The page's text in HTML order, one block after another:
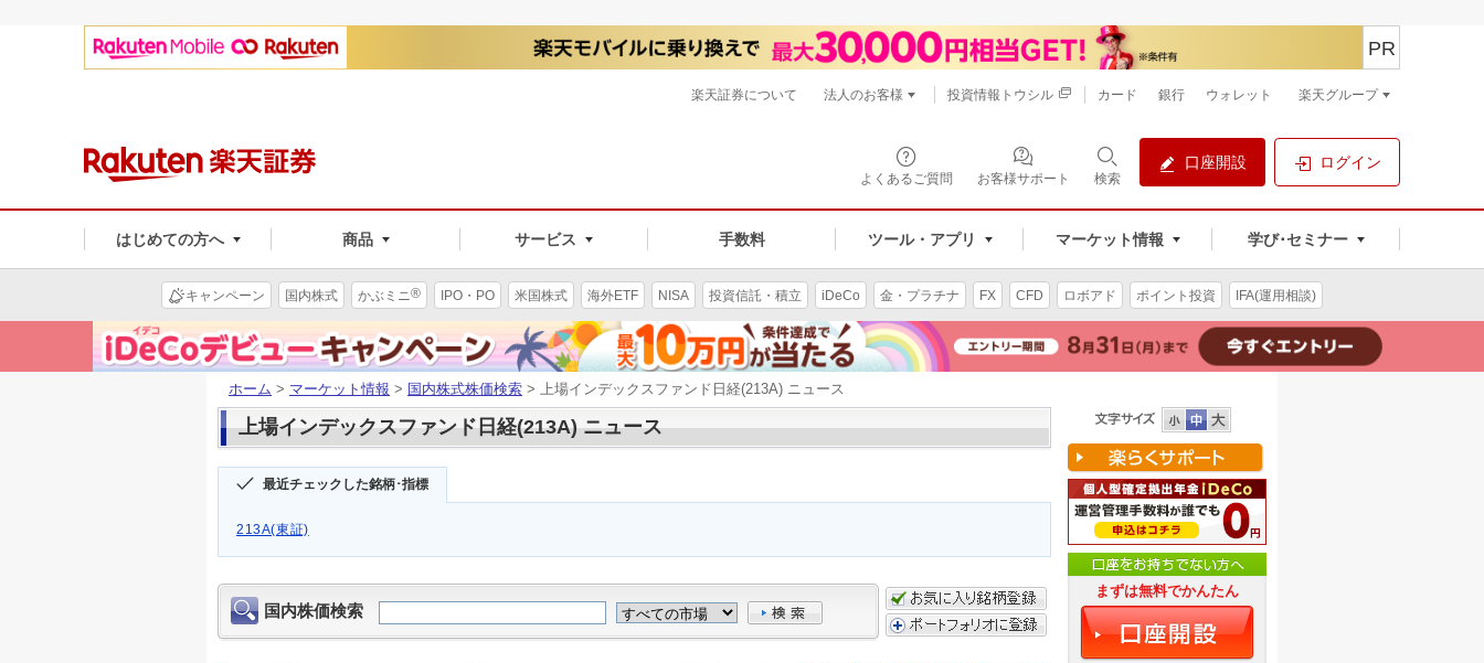
よくあるご質問 お客様サポート 検索
口座開設 ログイン
はじめての方へ 商品 サービス 手数料 ツール・アプリ マーケット情報 学び･セミナー
PR
楽天証券について 法人のお客様 投資情報トウシル カード 銀行 ウォレット 楽天グループ
キャンペーン 国内株式 かぶミニ® IPO・PO 米国株式 海外ETF NISA 投資信託・積立 iDeCo 金・プラチナ FX CFD ロボアド ポイント投資 IFA(運用相談)
ホーム > マーケット情報 > 国内株式株価検索 > 上場インデックスファンド日経(213A) ニュース
上場インデックスファンド日経(213A) ニュース
最近チェックした銘柄･指標
213A(東証)
まずは無料でかんたん